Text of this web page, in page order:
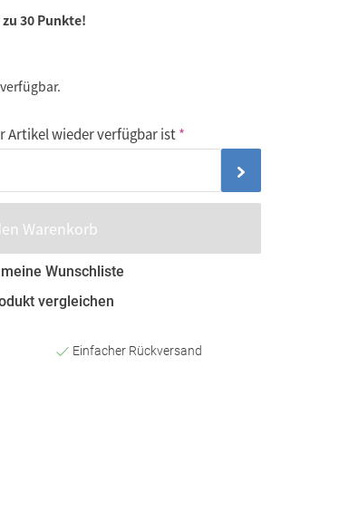
zu 30 Punkte!
Artikel wieder verfügbar ist
Warenkorb
Wunschliste
vergleichen
Einfacher Rückversand